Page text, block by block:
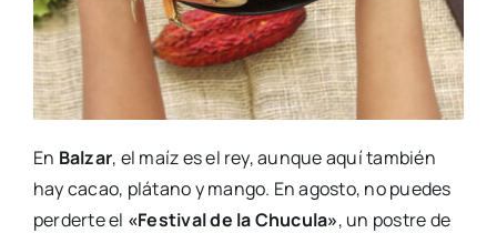
En Balzar, el maíz es el rey, aunque aquí también
hay cacao, plátano y mango. En agosto, no puedes
perderte el «Festival de la Chucula», un postre de